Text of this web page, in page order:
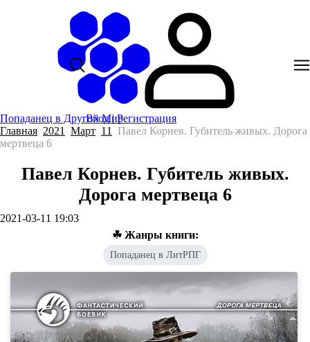
Попаданец в Другой Мир
Вход|Регистрация
Главная 2021 Март 11
Павел Корнев. Губитель живых. Дорога
мертвеца 6
Павел Корнев. Губитель живых.
Дорога мертвеца 6
2021-03-11 19:03
☘ Жанры книги:
Попаданец в ЛитРПГ